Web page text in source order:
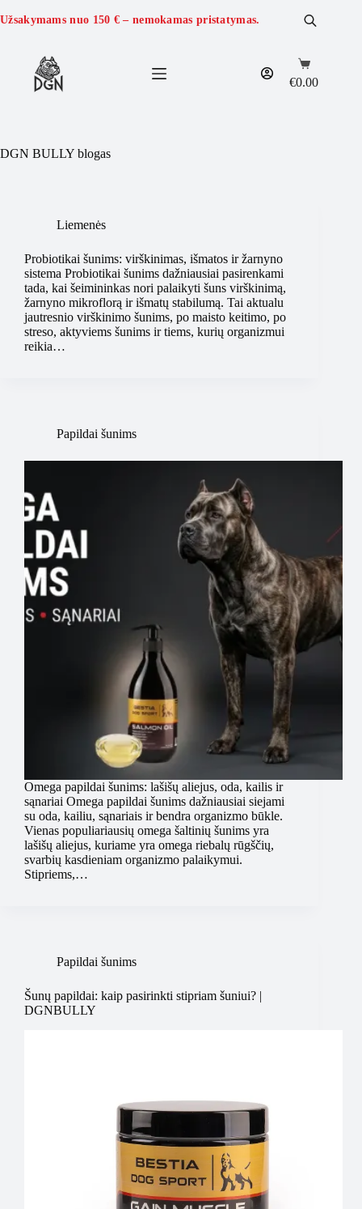
to
Užsakymams nuo 150 € – nemokamas pristatymas.
Shopping
cart
€0.00
DGN BULLY blogas
Liemenės
Probiotikai šunims: virškinimas, išmatos ir žarnyno
sistema Probiotikai šunims dažniausiai pasirenkami
tada, kai šeimininkas nori palaikyti šuns virškinimą,
žarnyno mikroflorą ir išmatų stabilumą. Tai aktualu
jautresnio virškinimo šunims, po maisto keitimo, po
streso, aktyviems šunims ir tiems, kurių organizmui
reikia…
Papildai šunims
Omega papildai šunims: lašišų aliejus, oda, kailis ir
sąnariai Omega papildai šunims dažniausiai siejami
su oda, kailiu, sąnariais ir bendra organizmo būkle.
Vienas populiariausių omega šaltinių šunims yra
lašišų aliejus, kuriame yra omega riebalų rūgščių,
svarbių kasdieniam organizmo palaikymui.
Stipriems,…
Papildai šunims
Šunų papildai: kaip pasirinkti stipriam šuniui? |
DGNBULLY